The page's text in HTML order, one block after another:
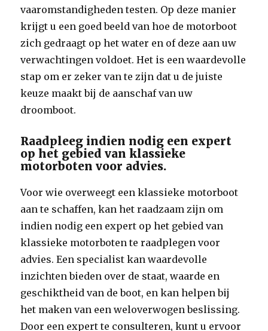
vaaromstandigheden testen. Op deze manier
krijgt u een goed beeld van hoe de motorboot
zich gedraagt op het water en of deze aan uw
verwachtingen voldoet. Het is een waardevolle
stap om er zeker van te zijn dat u de juiste
keuze maakt bij de aanschaf van uw
droomboot.
Raadpleeg indien nodig een expert
op het gebied van klassieke
motorboten voor advies.
Voor wie overweegt een klassieke motorboot
aan te schaffen, kan het raadzaam zijn om
indien nodig een expert op het gebied van
klassieke motorboten te raadplegen voor
advies. Een specialist kan waardevolle
inzichten bieden over de staat, waarde en
geschiktheid van de boot, en kan helpen bij
het maken van een weloverwogen beslissing.
Door een expert te consulteren, kunt u ervoor